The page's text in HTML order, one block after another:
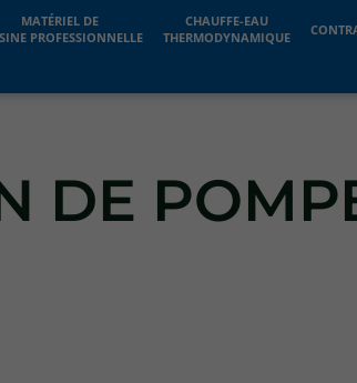
MATÉRIEL DE
PROFESSIONNELLE
CHAUFFE-EAU
THERMODYNAMIQUE
DE